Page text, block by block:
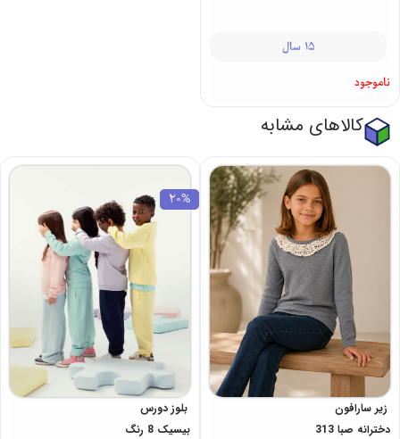
15 سال
ناموجود
کالاهای مشابه
زیر سارافون
دخترانه صبا 313
20%
بلوز دورس
بیسیک 8 رنگ